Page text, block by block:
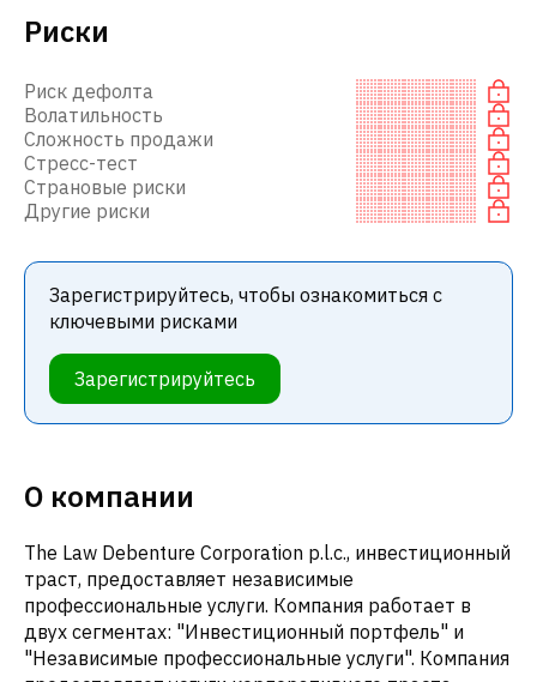
Риски
Риск дефолта
Волатильность
Сложность продажи
Стресс-тест
Страновые риски
Другие риски
Зарегистрируйтесь, чтобы ознакомиться с
ключевыми рисками
Зарегистрируйтесь
О компании
The Law Debenture Corporation p.l.c., инвестиционный
траст, предоставляет независимые
профессиональные услуги. Компания работает в
двух сегментах: "Инвестиционный портфель" и
"Независимые профессиональные услуги". Компания